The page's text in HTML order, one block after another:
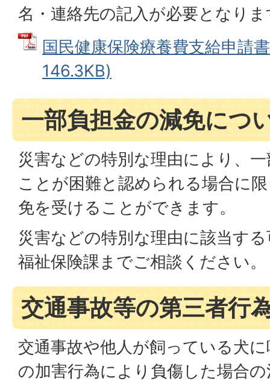
名・連絡先の記入が必要となり
国民健康保険療養費支給申請
146.3KB)
一部負担金の減免につ
災害などの特別な理由により、
ことが困難と認められる場合に
免を受けることができます。
災害などの特別な理由に該当す
福祉保険課までご相談ください。
交通事故等の第三者行
交通事故や他人が飼っている犬
の加害行為により負傷した場合